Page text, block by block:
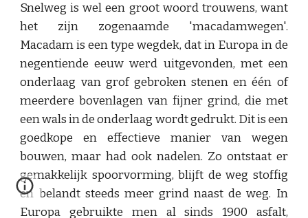
Snelweg is wel een groot woord trouwens, want
het zijn zogenaamde 'macadamwegen'.
Macadam is een type wegdek, dat in Europa in de
negentiende eeuw werd uitgevonden, met een
onderlaag van grof gebroken stenen en één of
meerdere bovenlagen van fijner grind, die met
een wals in de onderlaag wordt gedrukt. Dit is een
goedkope en effectieve manier van wegen
bouwen, maar had ook nadelen. Zo ontstaat er
gemakkelijk spoorvorming, blijft de weg stoffig
en belandt steeds meer grind naast de weg. In
Europa gebruikte men al sinds 1900 asfalt,